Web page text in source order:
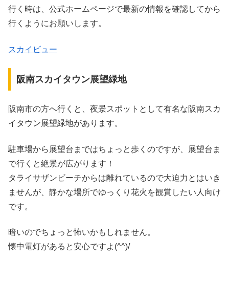
行く時は、公式ホームページで最新の情報を確認してから
行くようにお願いします。
スカイビュー
阪南スカイタウン展望緑地
阪南市の方へ行くと、夜景スポットとして有名な阪南スカ
イタウン展望緑地があります。
駐車場から展望台まではちょっと歩くのですが、展望台ま
で行くと絶景が広がります！
タライサザンビーチからは離れているので大迫力とはいき
ませんが、静かな場所でゆっくり花火を観賞したい人向け
です。
暗いのでちょっと怖いかもしれません。
懐中電灯があると安心ですよ(^^)/